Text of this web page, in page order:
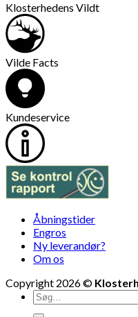
varesiden
Klosterhedens Vildt
Vilde Facts
Kundeservice
Åbningstider
Engros
Ny leverandør?
Om os
Copyright 2026 ©
Søg
efter: